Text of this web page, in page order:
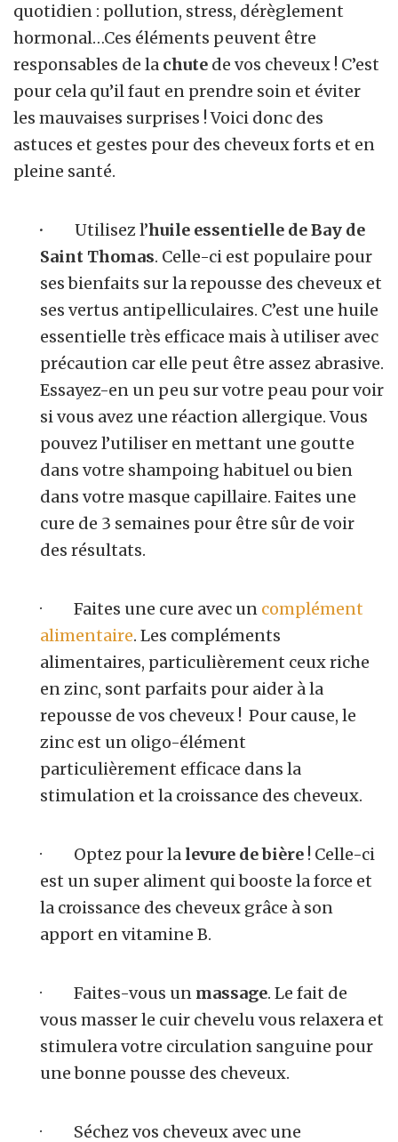
quotidien : pollution, stress, dérèglement
hormonal…Ces éléments peuvent être
responsables de la chute de vos cheveux ! C’est
pour cela qu’il faut en prendre soin et éviter
les mauvaises surprises ! Voici donc des
astuces et gestes pour des cheveux forts et en
pleine santé.
· Utilisez l’huile essentielle de Bay de
Saint Thomas. Celle-ci est populaire pour
ses bienfaits sur la repousse des cheveux et
ses vertus antipelliculaires. C’est une huile
essentielle très efficace mais à utiliser avec
précaution car elle peut être assez abrasive.
Essayez-en un peu sur votre peau pour voir
si vous avez une réaction allergique. Vous
pouvez l’utiliser en mettant une goutte
dans votre shampoing habituel ou bien
dans votre masque capillaire. Faites une
cure de 3 semaines pour être sûr de voir
des résultats.
· Faites une cure avec un complément
alimentaire. Les compléments
alimentaires, particulièrement ceux riche
en zinc, sont parfaits pour aider à la
repousse de vos cheveux ! Pour cause, le
zinc est un oligo-élément
particulièrement efficace dans la
stimulation et la croissance des cheveux.
· Optez pour la levure de bière ! Celle-ci
est un super aliment qui booste la force et
la croissance des cheveux grâce à son
apport en vitamine B.
· Faites-vous un massage. Le fait de
vous masser le cuir chevelu vous relaxera et
stimulera votre circulation sanguine pour
une bonne pousse des cheveux.
· Séchez vos cheveux avec une